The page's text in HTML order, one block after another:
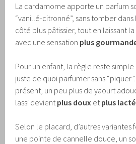
La cardamome apporte un parfum
“vanillé-citronné”, sans tomber
côté plus pâtissier, tout en laissant
avec une sensation plus
Pour un enfant, la règle reste simple
juste de quoi parfumer sans
présent, un peu plus de yaourt
lassi devient plus doux et plus lacté
Selon le placard, d’autres variantes
une pointe de cannelle douce, un